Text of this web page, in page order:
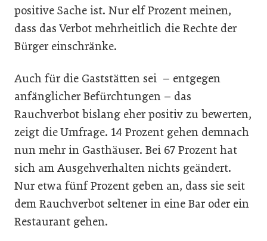
positive Sache ist. Nur elf Prozent meinen,
dass das Verbot mehrheitlich die Rechte der
Bürger einschränke.
Auch für die Gaststätten sei – entgegen
anfänglicher Befürchtungen – das
Rauchverbot bislang eher positiv zu bewerten,
zeigt die Umfrage. 14 Prozent gehen demnach
nun mehr in Gasthäuser. Bei 67 Prozent hat
sich am Ausgehverhalten nichts geändert.
Nur etwa fünf Prozent geben an, dass sie seit
dem Rauchverbot seltener in eine Bar oder ein
Restaurant gehen.